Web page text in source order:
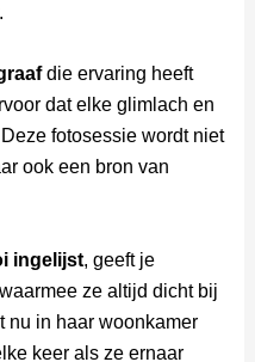
die ervaring heeft
dat elke glimlach en
fotosessie wordt niet
ook een bron van
ingelijst, geeft je
ze altijd dicht bij
nu in haar woonkamer
keer als ze ernaar